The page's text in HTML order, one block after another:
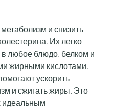
Их легко
в любое блюдо, белком и
жирными кислотами,
ускорить
и сжигать жиры. Это
идеальным